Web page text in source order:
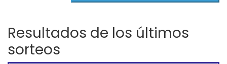
Resultados de los últimos
sorteos